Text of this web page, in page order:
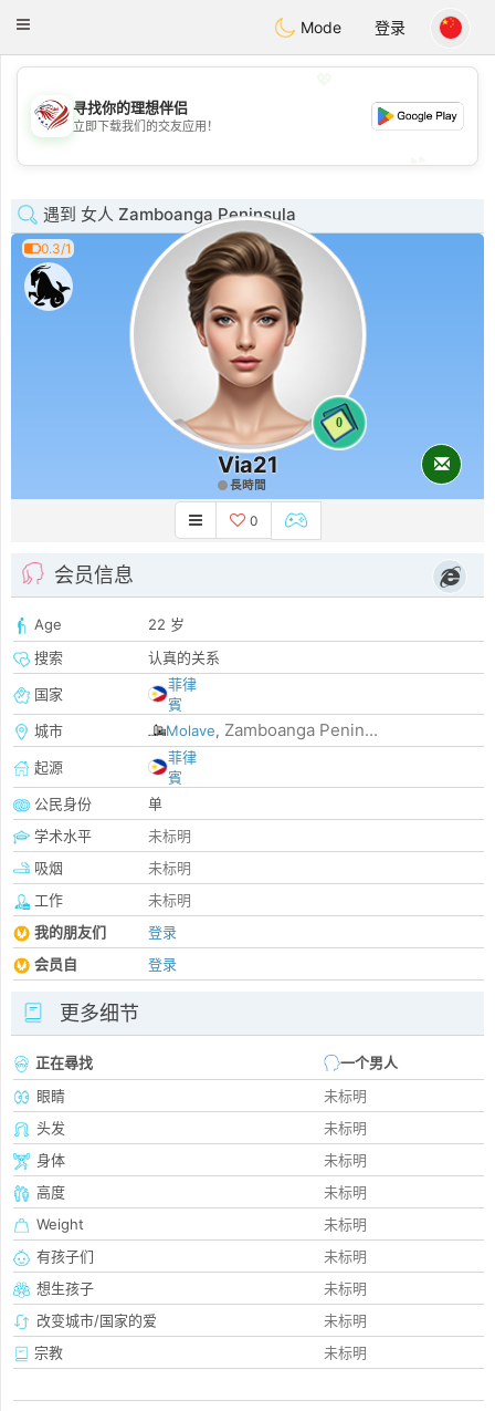
Dating
Toggle
Mode 登录
💖
寻找你的理想伴侣
立即下载我们的交友应用！
遇到 女人 Zamboanga Peninsula
0.3/1
0
Via21
長時間
0
会员信息
Age
22 岁
搜索
认真的关系
国家
菲律
賓
城市
Molave, Zamboanga Penin...
起源
菲律
賓
公民身份
单
学术水平
未标明
吸烟
未标明
工作
未标明
我的朋友们
登录
会员自
登录
更多细节
正在尋找
一个男人
眼睛
未标明
头发
未标明
身体
未标明
高度
未标明
Weight
未标明
有孩子们
未标明
想生孩子
未标明
改变城市/国家的爱
未标明
宗教
未标明